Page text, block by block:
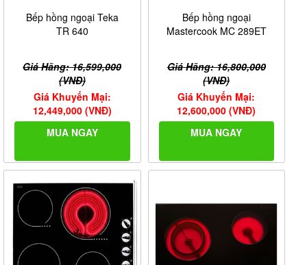
Bếp hồng ngoại Teka
TR 640
Giá Hãng: 16,599,000
(VNĐ)
Giá Khuyến Mại:
12,449,000 (VNĐ)
MUA NGAY
Bếp hồng ngoại
Mastercook MC 289ET
Giá Hãng: 16,800,000
(VNĐ)
Giá Khuyến Mại:
12,600,000 (VNĐ)
MUA NGAY